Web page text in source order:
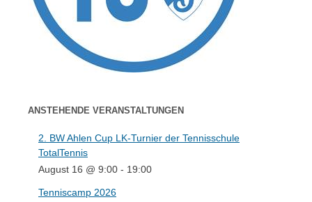
ANSTEHENDE VERANSTALTUNGEN
2. BW Ahlen Cup LK-Turnier der Tennisschule
TotalTennis
August 16 @ 9:00 - 19:00
Tenniscamp 2026